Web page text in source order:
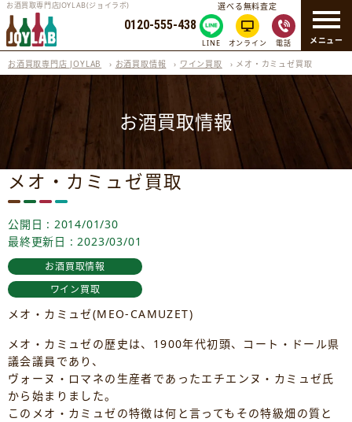
メニュー
お酒買取専門店JOYLAB(ジョイラボ)
0120-555-438
選べる無料査定
LINE オンライン 電話
お酒買取専門店 JOYLAB › お酒買取情報 › ワイン買取 › メオ・カミュゼ買取
お酒買取情報
メオ・カミュゼ買取
公開日 : 2014/01/30
最終更新日 : 2023/03/01
お酒買取情報
ワイン買取
メオ・カミュゼ(MEO-CAMUZET)
メオ・カミュゼの歴史は、1900年代初頭、コート・ドール県
議会議員であり、
ヴォーヌ・ロマネの生産者であったエチエンヌ・カミュゼ氏
から始まりました。
このメオ・カミュゼの特徴は何と言ってもその特級畑の質と